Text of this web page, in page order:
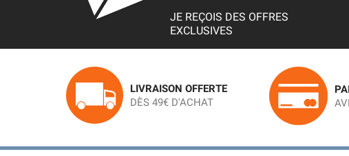
JE REÇOIS DES OFFRES
EXCLUSIVES
LIVRAISON OFFERTE
DÈS 49€ D'ACHAT